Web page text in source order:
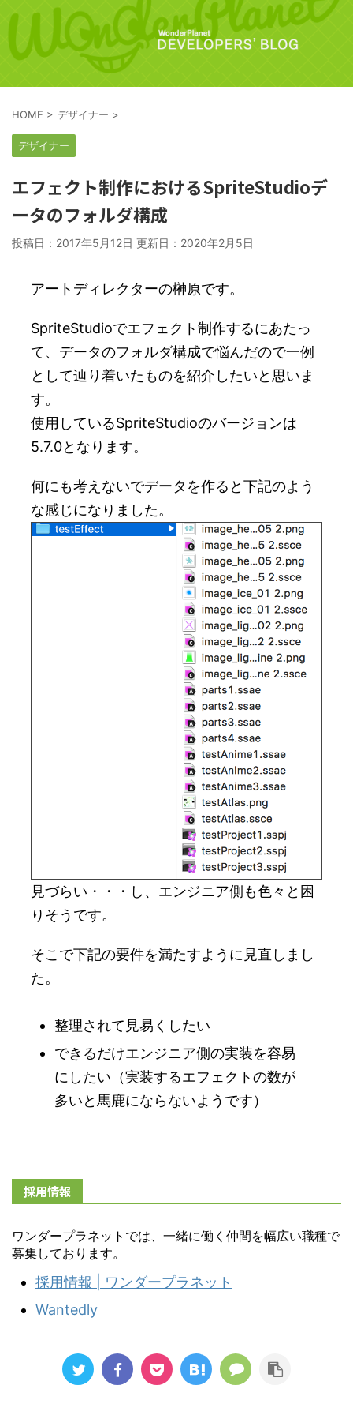
HOME > デザイナー >
デザイナー
エフェクト制作におけるSpriteStudioデ
ータのフォルダ構成
投稿日：2017年5月12日 更新日： 2020年2月5日
アートディレクターの榊原です。
SpriteStudioでエフェクト制作するにあたっ
て、データのフォルダ構成で悩んだので一例
として辿り着いたものを紹介したいと思いま
す。
使用しているSpriteStudioのバージョンは
5.7.0となります。
何にも考えないでデータを作ると下記のよう
な感じになりました。
見づらい・・・し、エンジニア側も色々と困
りそうです。
そこで下記の要件を満たすように見直しまし
た。
整理されて見易くしたい
できるだけエンジニア側の実装を容易
にしたい（実装するエフェクトの数が
多いと馬鹿にならないようです）
採用情報
ワンダープラネットでは、一緒に働く仲間を幅広い職種で
募集しております。
採用情報 | ワンダープラネット
Wantedly